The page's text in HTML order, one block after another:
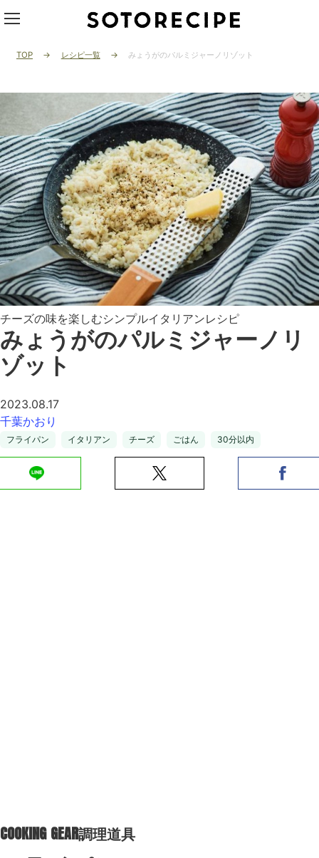
TOP レシピ一覧 みょうがのパルミジャーノリゾット
チーズの味を楽しむシンプルイタリアンレシピ
みょうがのパルミジャーノリ
ゾット
2023.08.17
千葉かおり
フライパン イタリアン チーズ ごはん 30分以内
COOKING GEAR調理道具